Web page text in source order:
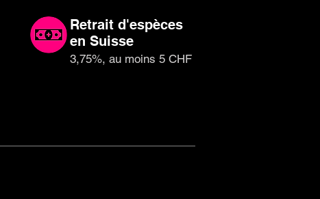
Retrait d'espèces
en Suisse
3,75%, au moins 5 CHF